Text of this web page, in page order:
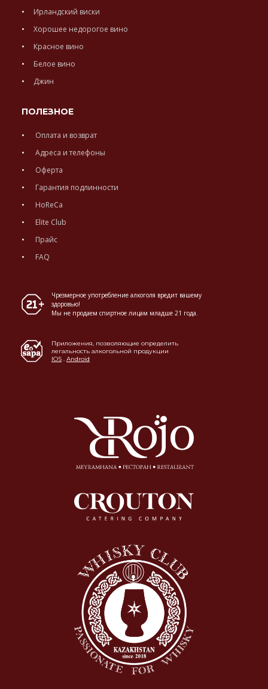
Ирландский виски
Хорошее недорогое вино
Красное вино
Белое вино
Джин
ПОЛЕЗНОЕ
Оплата и возврат
Адреса и телефоны
Оферта
Гарантия подлинности
HoReCa
Elite Club
Прайс
FAQ
Чрезмерное употребление алкоголя вредит вашему
здоровью!
Мы не продаем спиртное лицам младше 21 года.
Приложения, позволяющие определить
легальность алкогольной продукции
IOS . Android